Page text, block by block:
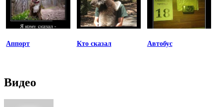
Аппорт Кто сказал Автобус
Видео